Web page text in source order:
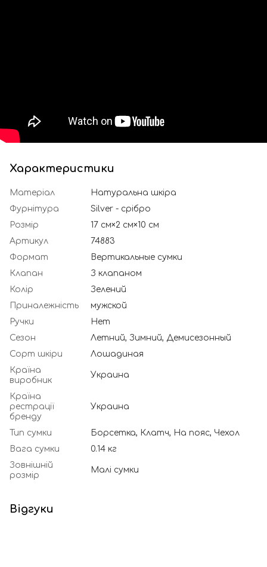
Характеристики
Матеріал
Натуральна шкіра
Фурнітура
Silver - срібро
Розмір
17 см×2 см×10 см
Артикул
74883
Формат
Вертикальные сумки
Клапан
З клапаном
Колір
Зелений
Приналежність
мужской
Ручки
Нет
Сезон
Летний, Зимний, Демисезонный
Сорт шкіри
Лошадиная
Країна
виробник
Украина
Країна
рестрації
бренду
Украина
Тип сумки
Борсетка, Клатч, На пояс, Чехол
Вага сумки
0.14 кг
Зовнішній
розмір
Малі сумки
Відгуки